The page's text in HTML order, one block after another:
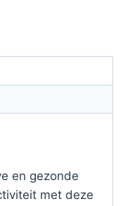
en gezonde
met deze